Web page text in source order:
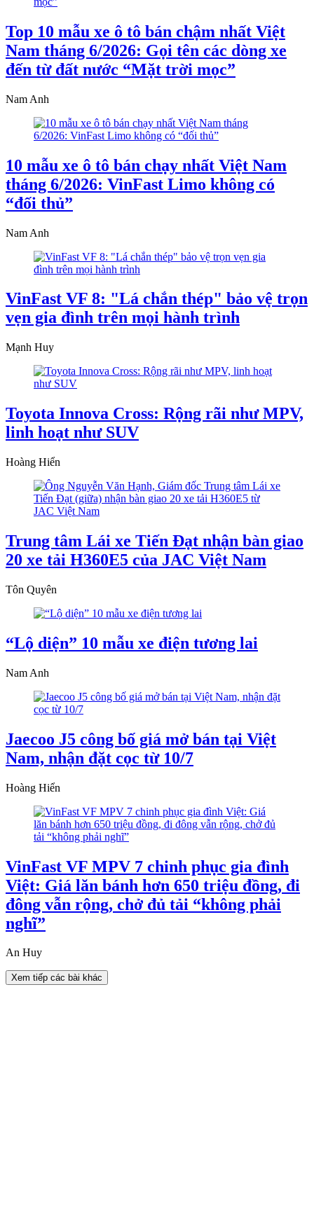
Top 10 mẫu xe ô tô bán chậm nhất Việt
Nam tháng 6/2026: Gọi tên các dòng xe
đến từ đất nước “Mặt trời mọc”
Nam Anh
10 mẫu xe ô tô bán chạy nhất Việt Nam
tháng 6/2026: VinFast Limo không có
“đối thủ”
Nam Anh
VinFast VF 8: "Lá chắn thép" bảo vệ trọn
vẹn gia đình trên mọi hành trình
Mạnh Huy
Toyota Innova Cross: Rộng rãi như MPV,
linh hoạt như SUV
Hoàng Hiển
Trung tâm Lái xe Tiến Đạt nhận bàn giao
20 xe tải H360E5 của JAC Việt Nam
Tôn Quyên
“Lộ diện” 10 mẫu xe điện tương lai
Nam Anh
Jaecoo J5 công bố giá mở bán tại Việt
Nam, nhận đặt cọc từ 10/7
Hoàng Hiển
VinFast VF MPV 7 chinh phục gia đình
Việt: Giá lăn bánh hơn 650 triệu đồng, đi
đông vẫn rộng, chở đủ tải “không phải
nghĩ”
An Huy
Xem tiếp các bài khác